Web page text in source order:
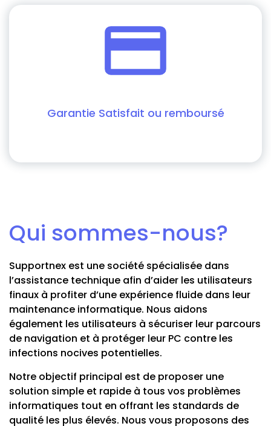
Garantie Satisfait ou remboursé
Qui sommes-nous?
Supportnex est une société spécialisée dans
l’assistance technique afin d’aider les utilisateurs
finaux à profiter d’une expérience fluide dans leur
maintenance informatique. Nous aidons
également les utilisateurs à sécuriser leur parcours
de navigation et à protéger leur PC contre les
infections nocives potentielles.
Notre objectif principal est de proposer une
solution simple et rapide à tous vos problèmes
informatiques tout en offrant les standards de
qualité les plus élevés. Nous vous proposons des